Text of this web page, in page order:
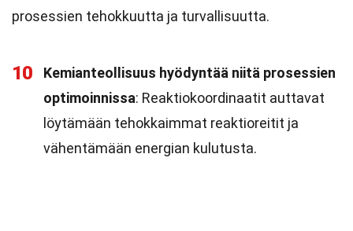
prosessien tehokkuutta ja turvallisuutta.
10
Kemianteollisuus hyödyntää niitä prosessien
optimoinnissa: Reaktiokoordinaatit auttavat
löytämään tehokkaimmat reaktioreitit ja
vähentämään energian kulutusta.